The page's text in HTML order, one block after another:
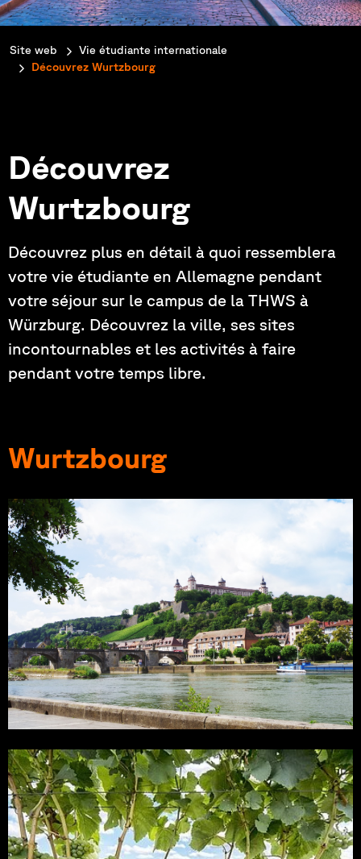
You are here:
Site web
Vie étudiante internationale
Découvrez Wurtzbourg
Découvrez
Wurtzbourg
Découvrez plus en détail à quoi ressemblera
votre vie étudiante en Allemagne pendant
votre séjour sur le campus de la THWS à
Würzburg. Découvrez la ville, ses sites
incontournables et les activités à faire
pendant votre temps libre.
Wurtzbourg